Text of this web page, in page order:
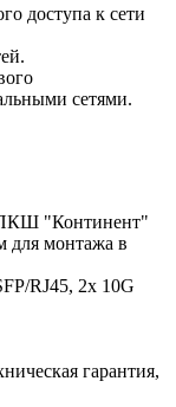
доступа к сети
сетями.
"Континент"
для монтажа в
RJ45, 2x 10G
гарантия,